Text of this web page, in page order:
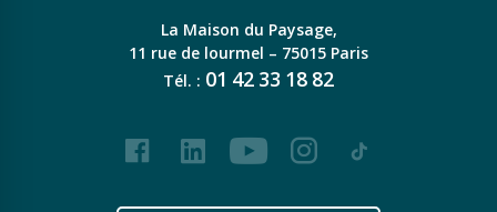
La Maison du Paysage,
11 rue de lourmel – 75015 Paris
Tél. : 01 42 33 18 82
FacebookLinkedInYoutubeInstagram
Tiktok